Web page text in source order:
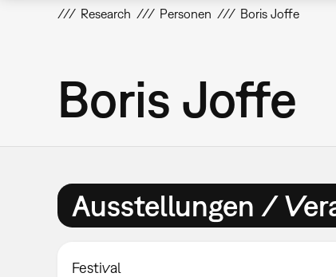
Research Personen Boris Joffe
Boris Joffe
Ausstellungen /
Festival